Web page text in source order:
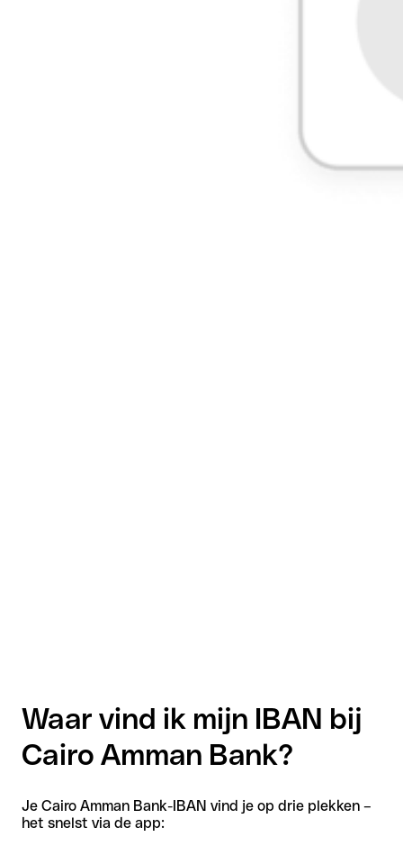
Waar vind ik mijn IBAN bij
Cairo Amman Bank?
Je Cairo Amman Bank-IBAN vind je op drie plekken –
het snelst via de app: